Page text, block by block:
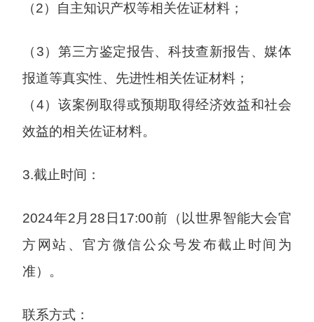
（2）自主知识产权等相关佐证材料；
（3）第三方鉴定报告、科技查新报告、媒体
报道等真实性、先进性相关佐证材料；
（4）该案例取得或预期取得经济效益和社会
效益的相关佐证材料。
3.截止时间：
2024年2月28日17:00前（以世界智能大会官
方网站、官方微信公众号发布截止时间为
准）。
联系方式：